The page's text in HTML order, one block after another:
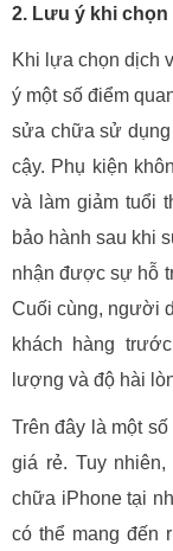
2. Lưu ý khi
Khi lựa chọn dịch
ý một số điểm
sửa chữa sử
cậy. Phụ kiện
và làm giảm tuổi
bảo hành sau khi
nhận được sự hỗ
Cuối cùng, người
khách hàng
lượng và độ hài
Trên đây là một
giá rẻ. Tuy
chữa iPhone tại
có thể mang đến